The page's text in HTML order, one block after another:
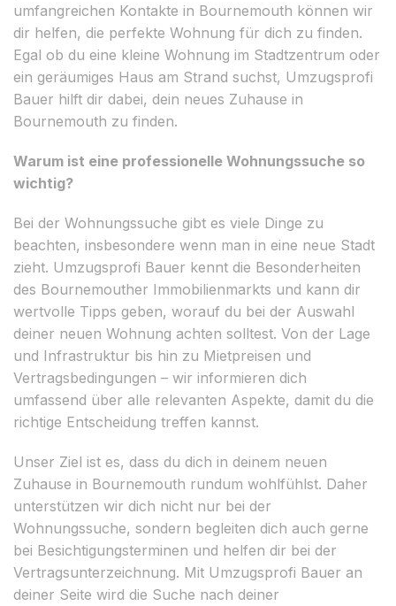
umfangreichen Kontakte in Bournemouth können wir
dir helfen, die perfekte Wohnung für dich zu finden.
Egal ob du eine kleine Wohnung im Stadtzentrum oder
ein geräumiges Haus am Strand suchst, Umzugsprofi
Bauer hilft dir dabei, dein neues Zuhause in
Bournemouth zu finden.
Warum ist eine professionelle Wohnungssuche so
wichtig?
Bei der Wohnungssuche gibt es viele Dinge zu
beachten, insbesondere wenn man in eine neue Stadt
zieht. Umzugsprofi Bauer kennt die Besonderheiten
des Bournemouther Immobilienmarkts und kann dir
wertvolle Tipps geben, worauf du bei der Auswahl
deiner neuen Wohnung achten solltest. Von der Lage
und Infrastruktur bis hin zu Mietpreisen und
Vertragsbedingungen – wir informieren dich
umfassend über alle relevanten Aspekte, damit du die
richtige Entscheidung treffen kannst.
Unser Ziel ist es, dass du dich in deinem neuen
Zuhause in Bournemouth rundum wohlfühlst. Daher
unterstützen wir dich nicht nur bei der
Wohnungssuche, sondern begleiten dich auch gerne
bei Besichtigungsterminen und helfen dir bei der
Vertragsunterzeichnung. Mit Umzugsprofi Bauer an
deiner Seite wird die Suche nach deiner